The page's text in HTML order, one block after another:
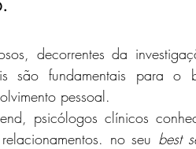
decorrentes da
são fundamentais para o
pessoal.
psicólogos clínicos
no seu best